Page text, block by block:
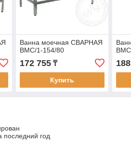
Ванна моечная СВАРНАЯ
ВМС/1-154/80
172 755₸
Купить
последний год